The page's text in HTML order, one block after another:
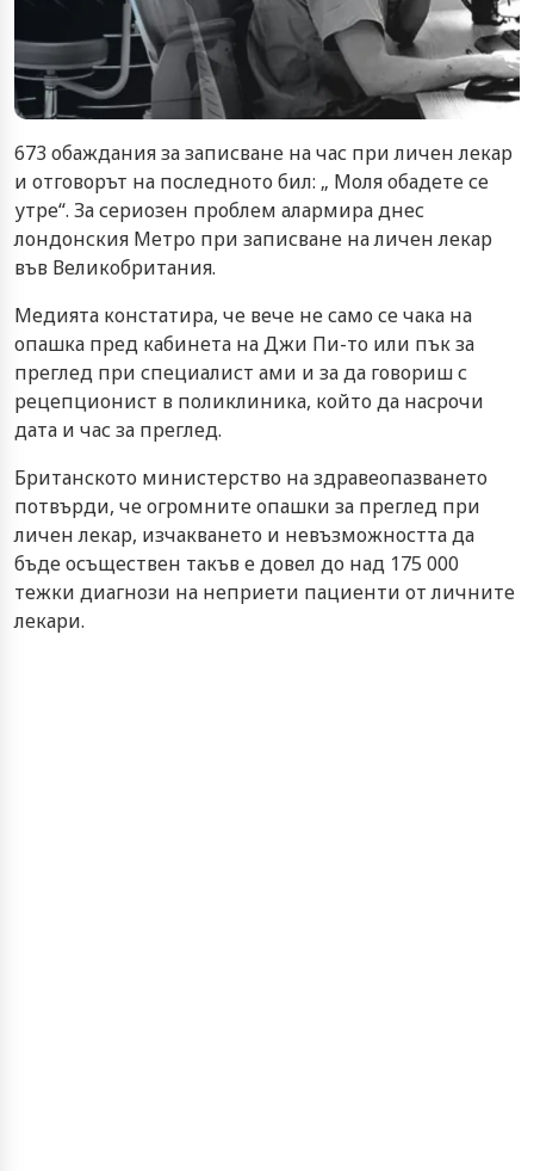
673 обаждания за записване на час при личен лекар
и отговорът на последното бил: „ Моля обадете се
утре“. За сериозен проблем алармира днес
лондонския Метро при записване на личен лекар
във Великобритания.
Медията констатира, че вече не само се чака на
опашка пред кабинета на Джи Пи-то или пък за
преглед при специалист ами и за да говориш с
рецепционист в поликлиника, който да насрочи
дата и час за преглед.
Британското министерство на здравеопазването
потвърди, че огромните опашки за преглед при
личен лекар, изчакването и невъзможността да
бъде осъществен такъв е довел до над 175 000
тежки диагнози на неприети пациенти от личните
лекари.